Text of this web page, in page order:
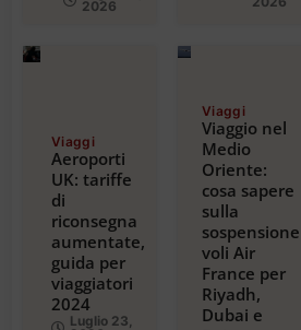
2026
Viaggi
Aeroporti
UK: tariffe
di
riconsegna
aumentate,
guida per
viaggiatori
2024
Luglio 23,
Viaggi
Viaggio nel
Medio
Oriente:
cosa sapere
sulla
sospensione
voli Air
France per
Riyadh,
Dubai e